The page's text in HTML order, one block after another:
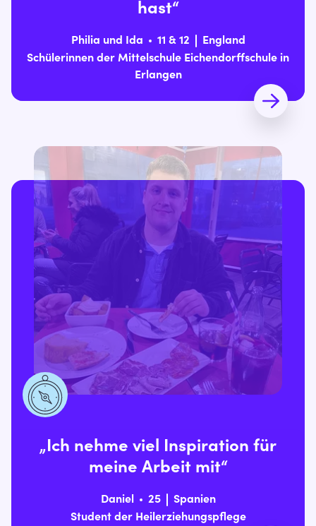
hast“
Philia und Ida 11 & 12
England
Schülerinnen der Mittelschule Eichendorffschule in
Erlangen
„Ich nehme viel Inspiration für
meine Arbeit mit“
Daniel 25
Spanien
Student der Heilerziehungspflege